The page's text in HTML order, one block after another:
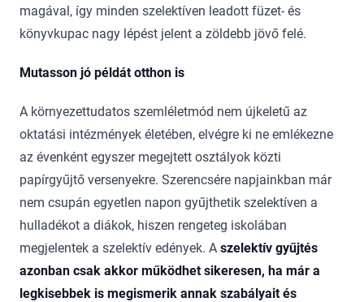
magával, így minden szelektíven leadott füzet- és
könyvkupac nagy lépést jelent a zöldebb jövő felé.
Mutasson jó példát otthon is
A környezettudatos szemléletmód nem újkeletű az
oktatási intézmények életében, elvégre ki ne emlékezne
az évenként egyszer megejtett osztályok közti
papírgyűjtő versenyekre. Szerencsére napjainkban már
nem csupán egyetlen napon gyűjthetik szelektíven a
hulladékot a diákok, hiszen rengeteg iskolában
megjelentek a szelektív edények. A szelektív gyűjtés
azonban csak akkor működhet sikeresen, ha már a
legkisebbek is megismerik annak szabályait és